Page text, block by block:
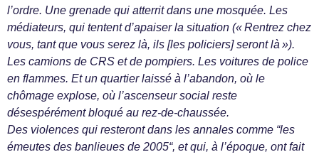
l’ordre. Une grenade qui atterrit dans une mosquée. Les
médiateurs, qui tentent d’apaiser la situation (« Rentrez chez
vous, tant que vous serez là, ils [les policiers] seront là »).
Les camions de CRS et de pompiers. Les voitures de police
en flammes. Et un quartier laissé à l’abandon, où le
chômage explose, où l’ascenseur social reste
désespérément bloqué au rez-de-chaussée.
Des violences qui resteront dans les annales comme “les
émeutes des banlieues de 2005“, et qui, à l’époque, ont fait